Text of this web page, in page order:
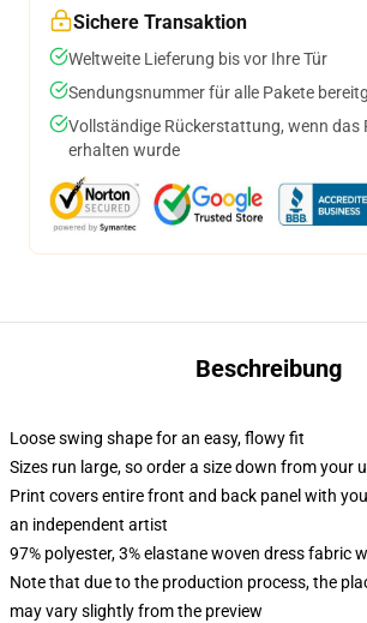
Sichere Transaktion
Weltweite Lieferung bis vor Ihre Tür
Sendungsnummer für alle Pakete
Vollständige Rückerstattung, wenn das
erhalten wurde
Beschreibung
Loose swing shape for an easy, flowy fit
Sizes run large, so order a size down from your
Print covers entire front and back panel with
an independent artist
97% polyester, 3% elastane woven dress fabric
Note that due to the production process, the
may vary slightly from the preview